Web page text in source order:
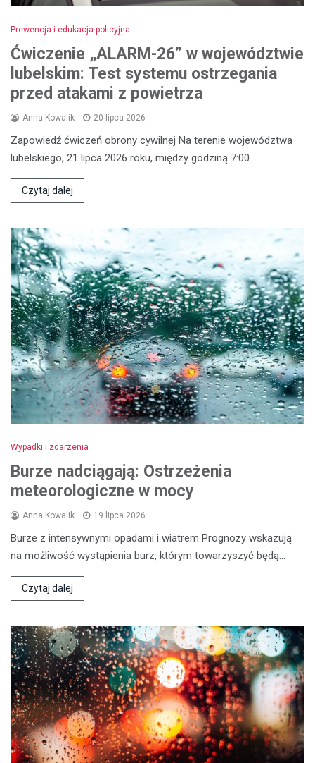
Prewencja i edukacja policyjna
Ćwiczenie „ALARM-26” w województwie
lubelskim: Test systemu ostrzegania
przed atakami z powietrza
Anna Kowalik 20 lipca 2026
Zapowiedź ćwiczeń obrony cywilnej Na terenie województwa
lubelskiego, 21 lipca 2026 roku, między godziną 7:00…
Czytaj dalej
Wypadki i zdarzenia
Burze nadciągają: Ostrzeżenia
meteorologiczne w mocy
Anna Kowalik 19 lipca 2026
Burze z intensywnymi opadami i wiatrem Prognozy wskazują
na możliwość wystąpienia burz, którym towarzyszyć będą…
Czytaj dalej